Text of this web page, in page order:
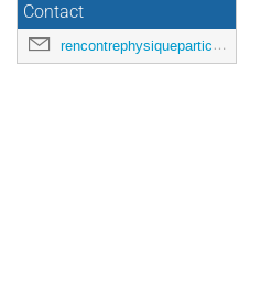
Contact
rencontrephysiqueparticules@gmail.com